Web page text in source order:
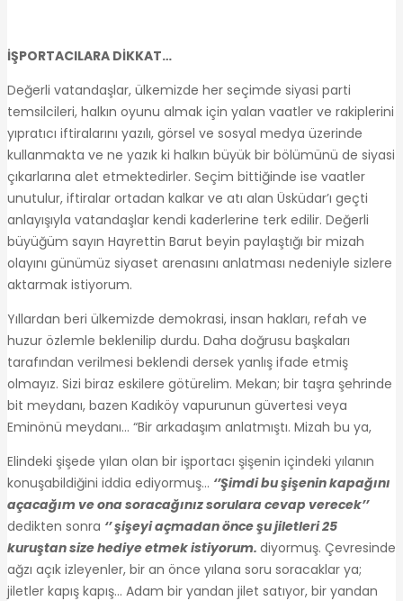
İŞPORTACILARA DİKKAT…
Değerli vatandaşlar, ülkemizde her seçimde siyasi parti
temsilcileri, halkın oyunu almak için yalan vaatler ve rakiplerini
yıpratıcı iftiralarını yazılı, görsel ve sosyal medya üzerinde
kullanmakta ve ne yazık ki halkın büyük bir bölümünü de siyasi
çıkarlarına alet etmektedirler. Seçim bittiğinde ise vaatler
unutulur, iftiralar ortadan kalkar ve atı alan Üsküdar’ı geçti
anlayışıyla vatandaşlar kendi kaderlerine terk edilir. Değerli
büyüğüm sayın Hayrettin Barut beyin paylaştığı bir mizah
olayını günümüz siyaset arenasını anlatması nedeniyle sizlere
aktarmak istiyorum.
Yıllardan beri ülkemizde demokrasi, insan hakları, refah ve
huzur özlemle beklenilip durdu. Daha doğrusu başkaları
tarafından verilmesi beklendi dersek yanlış ifade etmiş
olmayız. Sizi biraz eskilere götürelim. Mekan; bir taşra şehrinde
bit meydanı, bazen Kadıköy vapurunun güvertesi veya
Eminönü meydanı… “Bir arkadaşım anlatmıştı. Mizah bu ya,
Elindeki şişede yılan olan bir işportacı şişenin içindeki yılanın
konuşabildiğini iddia ediyormuş… ‘’Şimdi bu şişenin kapağını
açacağım ve ona soracağınız sorulara cevap verecek’’
dedikten sonra ‘’ şişeyi açmadan önce şu jiletleri 25
kuruştan size hediye etmek istiyorum. diyormuş. Çevresinde
ağzı açık izleyenler, bir an önce yılana soru soracaklar ya;
jiletler kapış kapış… Adam bir yandan jilet satıyor, bir yandan